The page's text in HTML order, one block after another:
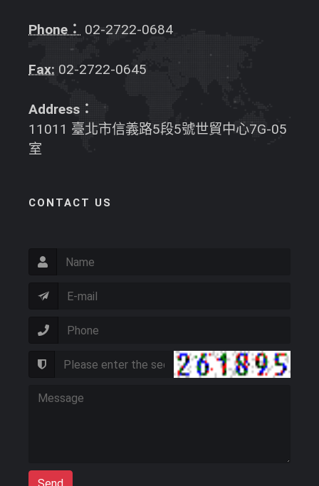
Phone： 02-2722-0684
Fax: 02-2722-0645
Address：
11011 臺北市信義路5段5號世貿中心7G-05
室
CONTACT US